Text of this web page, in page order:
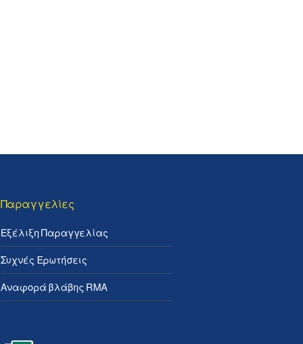
Παραγγελίες
Εξέλιξη Παραγγελίας
Συχνές Ερωτήσεις
Αναφορά βλάβης RMA